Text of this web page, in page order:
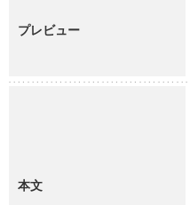
プレビュー
本文